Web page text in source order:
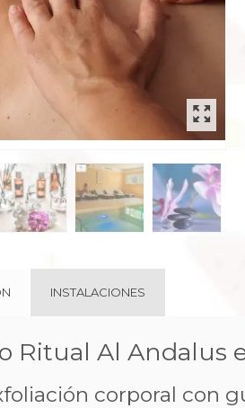
INSTALACIONES
Ritual Al Andalus
corporal con